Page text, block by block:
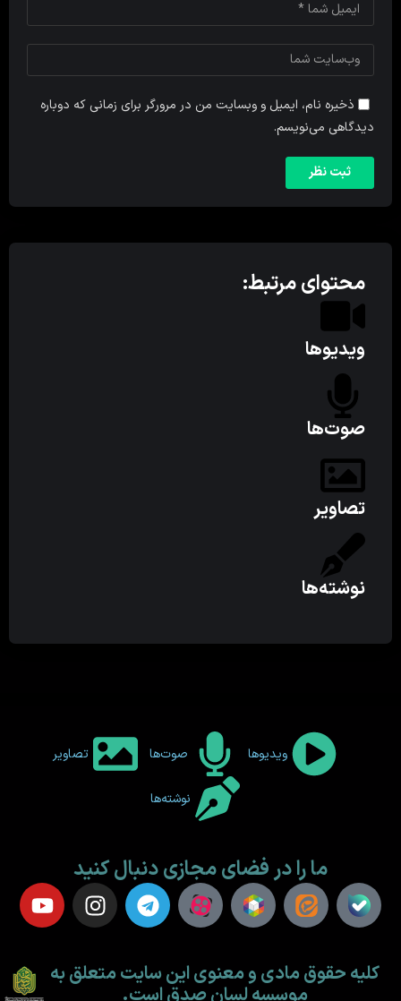
ذخیره نام، ایمیل و وبسایت من در مرورگر برای زمانی که دوباره
دیدگاهی می‌نویسم.
محتوای مرتبط:
ویدیوها
صوت‌ها
تصاویر
نوشته‌ها
ویدیوها صوت‌ها تصاویر
نوشته‌ها
ما را در فضای مجازی دنبال کنید
کلیه حقوق مادی و معنوی این سایت متعلق به